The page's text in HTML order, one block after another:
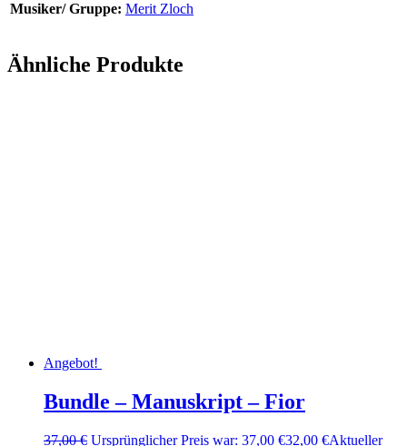
Musiker/ Gruppe: Merit Zloch
Ähnliche Produkte
Angebot!
Bundle – Manuskript – Fior
37,00€ Ursprünglicher Preis war: 37,00 €32,00 €Aktueller